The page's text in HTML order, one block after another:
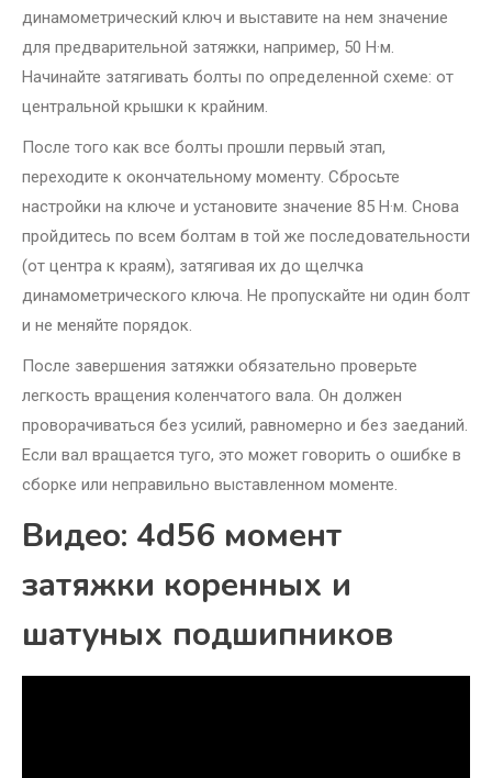
динамометрический ключ и выставите на нем значение
для предварительной затяжки, например, 50 Н·м.
Начинайте затягивать болты по определенной схеме: от
центральной крышки к крайним.
После того как все болты прошли первый этап,
переходите к окончательному моменту. Сбросьте
настройки на ключе и установите значение 85 Н·м. Снова
пройдитесь по всем болтам в той же последовательности
(от центра к краям), затягивая их до щелчка
динамометрического ключа. Не пропускайте ни один болт
и не меняйте порядок.
После завершения затяжки обязательно проверьте
легкость вращения коленчатого вала. Он должен
проворачиваться без усилий, равномерно и без заеданий.
Если вал вращается туго, это может говорить о ошибке в
сборке или неправильно выставленном моменте.
Видео: 4d56 момент
затяжки коренных и
шатуных подшипников